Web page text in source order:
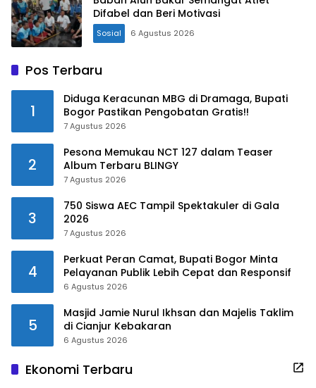
Difabel dan Beri Motivasi
Sosial 6 Agustus 2026
Pos Terbaru
1
Diduga Keracunan MBG di Dramaga, Bupati
Bogor Pastikan Pengobatan Gratis!!
7 Agustus 2026
2
Pesona Memukau NCT 127 dalam Teaser
Album Terbaru BLINGY
7 Agustus 2026
3
750 Siswa AEC Tampil Spektakuler di Gala
2026
7 Agustus 2026
4
Perkuat Peran Camat, Bupati Bogor Minta
Pelayanan Publik Lebih Cepat dan Responsif
6 Agustus 2026
5
Masjid Jamie Nurul Ikhsan dan Majelis Taklim
di Cianjur Kebakaran
6 Agustus 2026
Ekonomi Terbaru